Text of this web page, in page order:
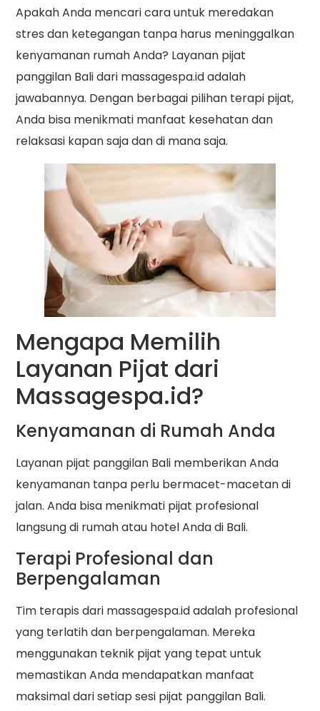
Apakah Anda mencari cara untuk meredakan
stres dan ketegangan tanpa harus meninggalkan
kenyamanan rumah Anda? Layanan pijat
panggilan Bali dari massagespa.id adalah
jawabannya. Dengan berbagai pilihan terapi pijat,
Anda bisa menikmati manfaat kesehatan dan
relaksasi kapan saja dan di mana saja.
Mengapa Memilih
Layanan Pijat dari
Massagespa.id?
Kenyamanan di Rumah Anda
Layanan pijat panggilan Bali memberikan Anda
kenyamanan tanpa perlu bermacet-macetan di
jalan. Anda bisa menikmati pijat profesional
langsung di rumah atau hotel Anda di Bali.
Terapi Profesional dan
Berpengalaman
Tim terapis dari massagespa.id adalah profesional
yang terlatih dan berpengalaman. Mereka
menggunakan teknik pijat yang tepat untuk
memastikan Anda mendapatkan manfaat
maksimal dari setiap sesi pijat panggilan Bali.